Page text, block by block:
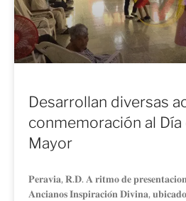
Desarrollan diversas
conmemoración al
Mayor
𝐏𝐞𝐫𝐚𝐯𝐢𝐚, 𝐑.𝐃. 𝐀 𝐫𝐢𝐭𝐦𝐨 𝐝𝐞
𝐀𝐧𝐜𝐢𝐚𝐧𝐨𝐬 𝐈𝐧𝐬𝐩𝐢𝐫𝐚𝐜𝐢𝐨́𝐧 𝐃𝐢𝐯𝐢𝐧𝐚,